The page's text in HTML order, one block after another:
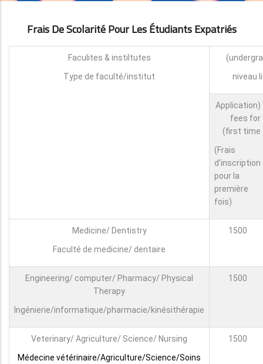
Frais De Scolarité Pour Les Étudiants ExpatriÉS
Faculites & instiltutes
Type de faculté/institut
niveau
(Application
fees for
first time)
(Frais
d'inscription
pour la
première
fois)
Medicine/ Dentistry
Faculté de medicine/ dentaire
1500
Engineering/ computer/ Pharmacy/ Physical
Therapy
Ingénierie/informatique/pharmacie/kinésithérapie
1500
Veterinary/ Agriculture/ Science/ Nursing
Médecine vétérinaire/Agriculture/Science/Soins
1500